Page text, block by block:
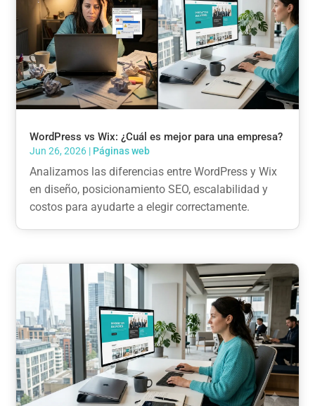
WordPress vs Wix: ¿Cuál es mejor para una empresa?
Jun 26, 2026 | Páginas web
Analizamos las diferencias entre WordPress y Wix
en diseño, posicionamiento SEO, escalabilidad y
costos para ayudarte a elegir correctamente.